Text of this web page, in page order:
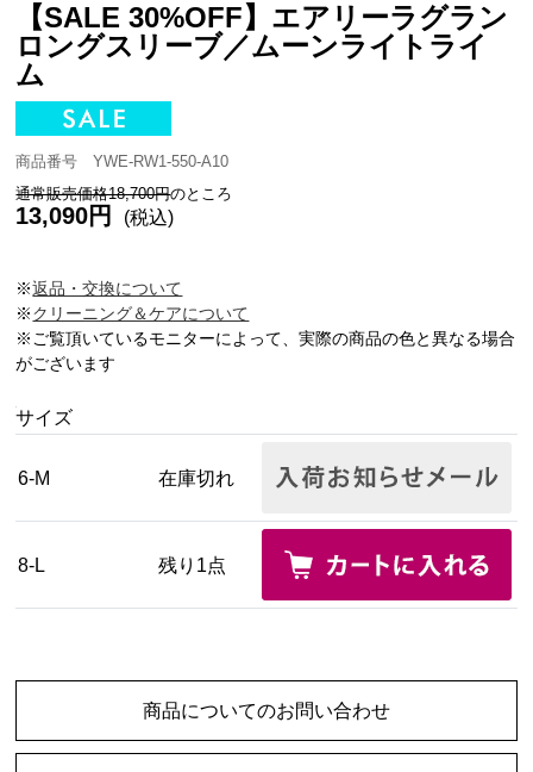
【SALE 30%OFF】エアリーラグラン
ロングスリーブ／ムーンライトライ
ム
商品番号 YWE-RW1-550-A10
通常販売価格18,700円のところ
13,090円 (税込)
※返品・交換について
※クリーニング＆ケアについて
※ご覧頂いているモニターによって、実際の商品の色と異なる場合
がございます
サイズ
6-M 在庫切れ
8-L 残り1点
商品についてのお問い合わせ